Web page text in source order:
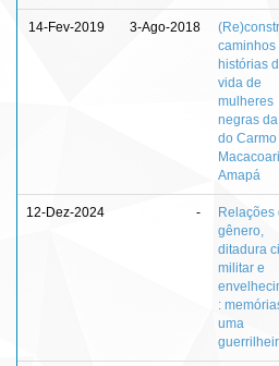
14-Fev-2019 3-Ago-2018
caminhos
histórias
vida de
mulheres
negras
do
Amapá
12-Dez-2024 -
Relações
gênero,
ditadura
militar e
:
uma